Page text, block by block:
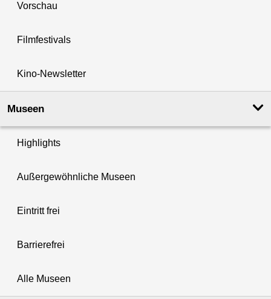
Vorschau
Filmfestivals
Kino-Newsletter
Museen
Highlights
Außergewöhnliche Museen
Eintritt frei
Barrierefrei
Alle Museen